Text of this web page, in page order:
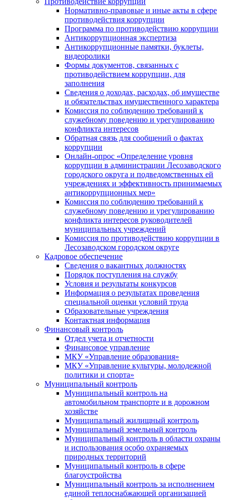
Нормативно-правовые и иные акты в сфере
противодействия коррупции
Программа по противодействию коррупции
Антикоррупционная экспертиза
Антикоррупционные памятки, буклеты,
видеоролики
Формы документов, связанных с
противодействием коррупции, для
заполнения
Сведения о доходах, расходах, об имуществе
и обязательствах имущественного характера
Комиссия по соблюдению требований к
служебному поведению и урегулированию
конфликта интересов
Обратная связь для сообщений о фактах
коррупции
Онлайн-опрос «Определение уровня
коррупции в администрации Лесозаводского
городского округа и подведомственных ей
учреждениях и эффективность принимаемых
антикоррупционных мер»
Комиссия по соблюдению требований к
служебному поведению и урегулированию
конфликта интересов руководителей
муниципальных учреждений
Комиссия по противодействию коррупции в
Лесозаводском городском округе
Кадровое обеспечение
Сведения о вакантных должностях
Порядок поступления на службу
Условия и результаты конкурсов
Информация о результатах проведения
специальной оценки условий труда
Образовательные учреждения
Контактная информация
Финансовый контроль
Отдел учета и отчетности
Финансовое управление
МКУ «Управление образования»
МКУ «Управление культуры, молодежной
политики и спорта»
Муниципальный контроль
Муниципальный контроль на
автомобильном транспорте и в дорожном
хозяйстве
Муниципальный жилищный контроль
Муниципальный земельный контроль
Муниципальный контроль в области охраны
и использования особо охраняемых
природных территорий
Муниципальный контроль в сфере
благоустройства
Муниципальный контроль за исполнением
единой теплоснабжающей организацией